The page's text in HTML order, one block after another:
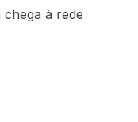
à rede